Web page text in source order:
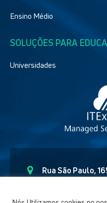
Ensino Médio
SOLUÇÕES PARA
Universidades
Rua São Paulo,
Curitiba – Paraná
(41) 9 91892654